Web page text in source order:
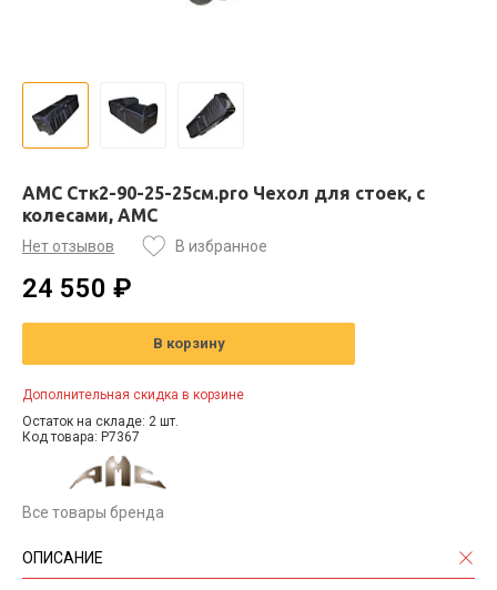
AMC Стк2-90-25-25см.pro Чехол для стоек, с
колесами, АМС
Нет отзывов В избранное
24 550 ₽
В корзину
Дополнительная скидка в корзине
Остаток на складе: 2 шт.
Код товара: P7367
Все товары бренда
ОПИСАНИЕ